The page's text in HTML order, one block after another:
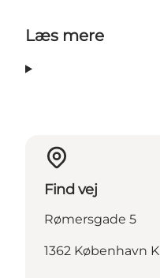
Læs mere
Find vej
Rømersgade 5
1362 København K